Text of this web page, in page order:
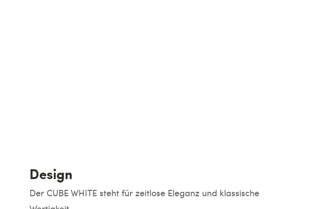
Design
Der CUBE WHITE steht für zeitlose Eleganz und klassische